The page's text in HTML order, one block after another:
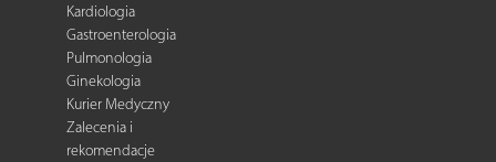
Kardiologia
Gastroenterologia
Pulmonologia
Ginekologia
Kurier Medyczny
Zalecenia i
rekomendacje